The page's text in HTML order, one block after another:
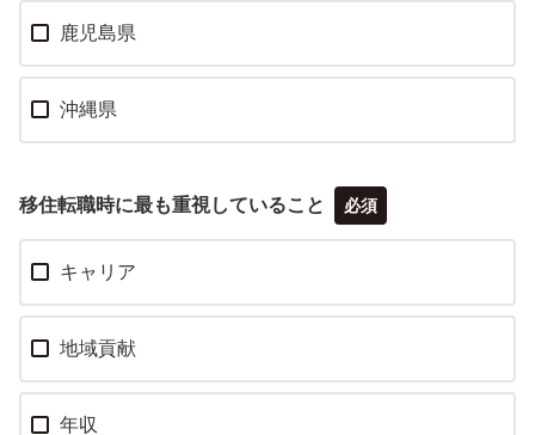
鹿児島県
沖縄県
移住転職時に最も重視していること 必須
キャリア
地域貢献
年収